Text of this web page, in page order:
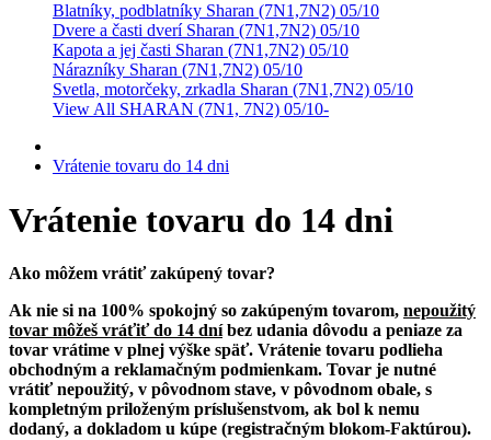
Blatníky, podblatníky Sharan (7N1,7N2) 05/10
Dvere a časti dverí Sharan (7N1,7N2) 05/10
Kapota a jej časti Sharan (7N1,7N2) 05/10
Nárazníky Sharan (7N1,7N2) 05/10
Svetla, motorčeky, zrkadla Sharan (7N1,7N2) 05/10
View All SHARAN (7N1, 7N2) 05/10-
Vrátenie tovaru do 14 dni
Vrátenie tovaru do 14 dni
Ako môžem vrátiť zakúpený tovar?
Ak nie si na 100% spokojný so zakúpeným tovarom, nepoužitý
tovar môžeš vráťiť do 14 dníbez udania dôvodu a peniaze za
tovar vrátime v plnej výške späť. Vrátenie tovaru podlieha
obchodným a reklamačným podmienkam. Tovar je nutné
vrátiť nepoužitý, v pôvodnom stave, v pôvodnom obale, s
kompletným priloženým príslušenstvom, ak bol k nemu
dodaný, a dokladom u kúpe (registračným blokom-Faktúrou).